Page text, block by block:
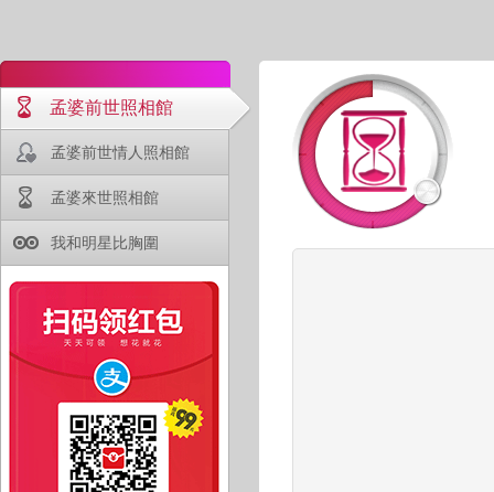
孟婆前世照相館
孟婆前世情人照相館
孟婆來世照相館
我和明星比胸圍